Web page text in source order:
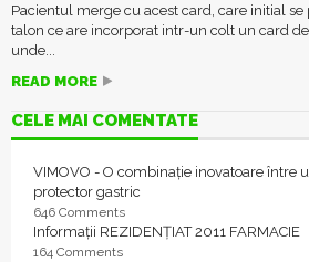
Pacientul merge cu acest card, care initial
talon ce are incorporat intr-un colt un card
unde...
READ MORE
CELE MAI COMENTATE
VIMOVO - O combinație inovatoare între
protector gastric
646 Comments
Informații REZIDENȚIAT 2011 FARMACIE
164 Comments